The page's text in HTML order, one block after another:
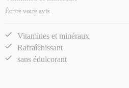
Écrire votre avis
Vitamines et minéraux
Rafraîchissant
sans édulcorant